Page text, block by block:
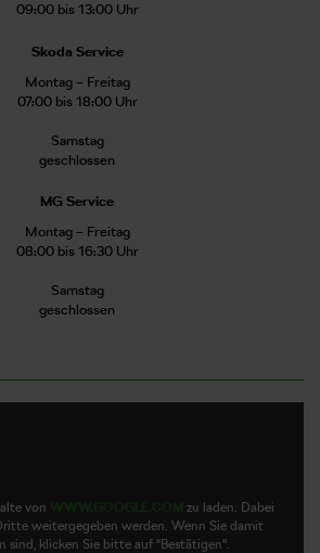
09:00 bis 13:00 Uhr
Skoda Service
Montag – Freitag
07:00 bis 18:00 Uhr
Samstag
geschlossen
MG Service
Montag – Freitag
08:00 bis 16:30 Uhr
Samstag
geschlossen
von
zu laden. Dabei
weitergegeben werden. Wenn Sie damit
sind, klicken Sie bitte auf "Bestätigen".